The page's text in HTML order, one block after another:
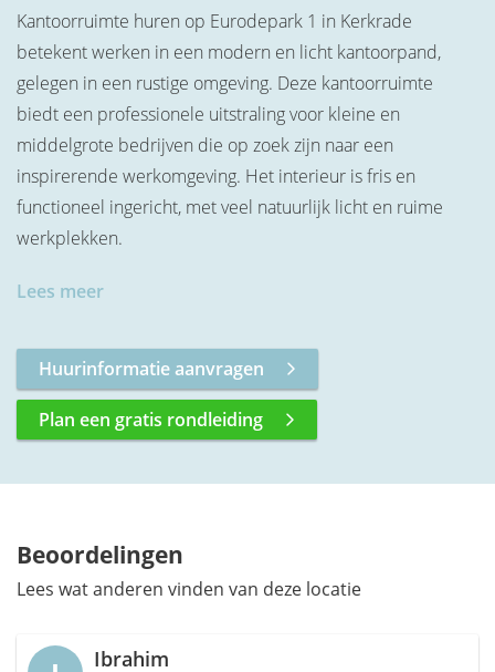
Kantoorruimte huren op Eurodepark 1 in Kerkrade
betekent werken in een modern en licht kantoorpand,
gelegen in een rustige omgeving. Deze kantoorruimte
biedt een professionele uitstraling voor kleine en
middelgrote bedrijven die op zoek zijn naar een
inspirerende werkomgeving. Het interieur is fris en
functioneel ingericht, met veel natuurlijk licht en ruime
werkplekken.
Lees meer
Huurinformatie aanvragen
Plan een gratis rondleiding
Beoordelingen
Lees wat anderen vinden van deze locatie
Ibrahim